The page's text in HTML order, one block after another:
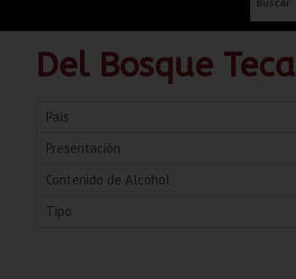
Del Bosque Teca
País
Presentación
Contenido de Alcohol
Tipo